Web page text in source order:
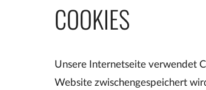
COOKIES
Unsere Internetseite verwendet
Website zwischengespeichert